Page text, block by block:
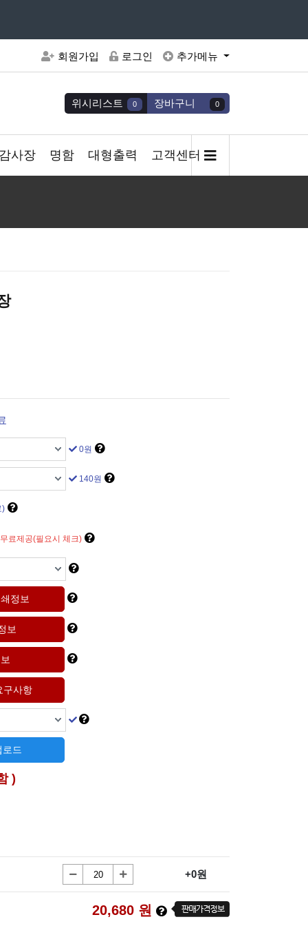
회원가입 로그인 추가메뉴
위시리스트 0 장바구니 0
사장 명함 대형출력 고객센터
0원
140원
)
료제공(필요시 체크)
드
)
+0원
20,680 원